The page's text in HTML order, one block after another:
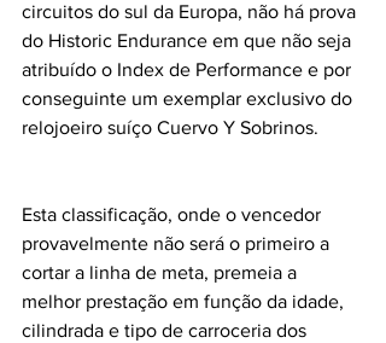
circuitos do sul da Europa, não há prova
do Historic Endurance em que não seja
atribuído o Index de Performance e por
conseguinte um exemplar exclusivo do
relojoeiro suíço Cuervo Y Sobrinos.
Esta classificação, onde o vencedor
provavelmente não será o primeiro a
cortar a linha de meta, premeia a
melhor prestação em função da idade,
cilindrada e tipo de carroceria dos